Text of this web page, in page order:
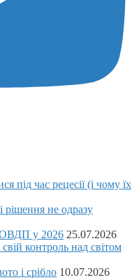
під час рецесії (і чому їх
рішення не одразу
ОВДП у 2026 25.07.2026
контроль над світом
і срібло 10.07.2026